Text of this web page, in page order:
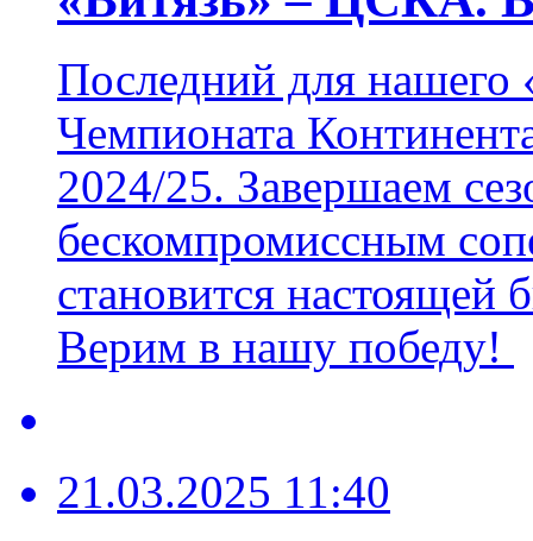
Последний для нашего
Чемпионата
2024/25. Завершаем
бескомпромиссным
становится
Верим в нашу победу!
21.03.2025 11:40